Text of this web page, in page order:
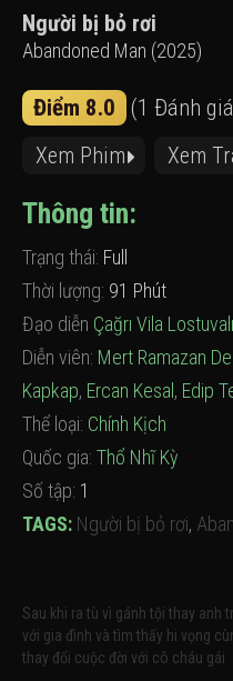
Người bị bỏ rơi
Abandoned Man (2025)
Điểm 8.0 (1 Đánh
Xem Phim Xem
Thông tin:
Trạng thái: Full
Thời lượng: 91 Phút
Đạo diễn Çağrı Vila Lostuvalı
Diễn viên: Mert Ramazan
Kapkap, Ercan Kesal , Edip
Thể loại: Chính Kịch
Quốc gia: Thổ Nhĩ Kỳ
Số tập: 1
TAGS: Người bị bỏ rơi,
Sau khi ra tù vì gánh tội thay anh
với gia đình và tìm thấy hi vọng
thay đổi cuộc đời với cô cháu gái